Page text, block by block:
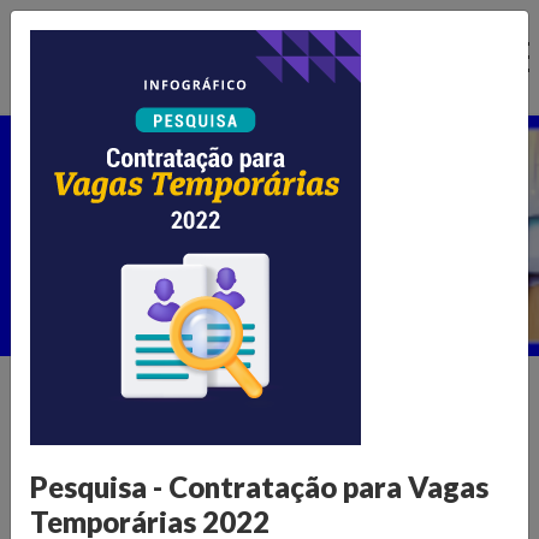
Ir
Núcleo de Pesquisa
Publicações > Núcleo de Pesquisa
Informações para transformar o
varejo
Pesquisa - Contratação para Vagas
Temporárias 2022